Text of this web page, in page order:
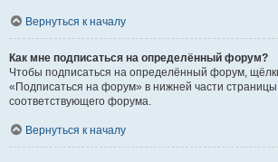
Вернуться к началу
Как мне подписаться на определённый форум?
Чтобы подписаться на определённый форум,
«Подписаться на форум» в нижней части
соответствующего форума.
Вернуться к началу